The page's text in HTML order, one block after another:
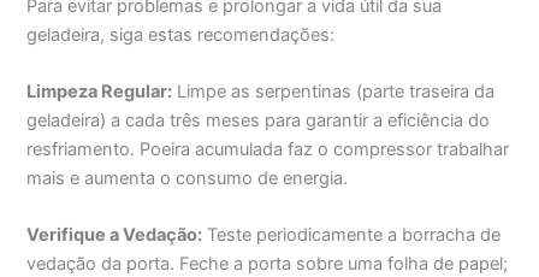
Para evitar problemas e prolongar a vida útil da sua
geladeira, siga estas recomendações:
Limpeza Regular: Limpe as serpentinas (parte traseira da
geladeira) a cada três meses para garantir a eficiência do
resfriamento. Poeira acumulada faz o compressor trabalhar
mais e aumenta o consumo de energia.
Verifique a Vedação: Teste periodicamente a borracha de
vedação da porta. Feche a porta sobre uma folha de papel;